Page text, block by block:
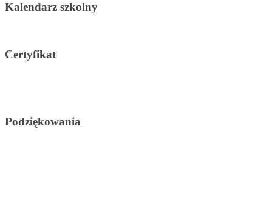
Kalendarz szkolny
Certyfikat
Podziękowania